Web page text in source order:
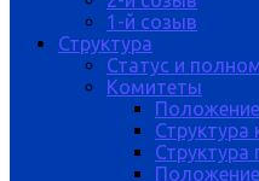
1-й созыв
Структура
Статус и
Комитеты
Структура